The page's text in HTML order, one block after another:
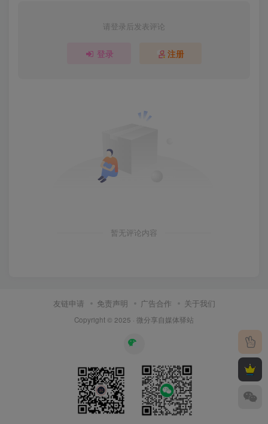
请登录后发表评论
登录 注册
暂无评论内容
友链申请 免责声明 广告合作 关于我们
Copyright © 2025 · 微分享自媒体驿站